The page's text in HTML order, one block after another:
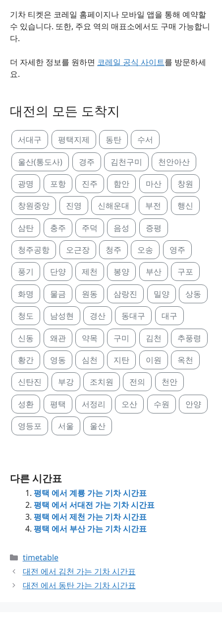
기차 티켓은 코레일 홈페이지나 모바일 앱을 통해 예약할
수 있습니다. 또한, 주요 역의 매표소에서도 구매 가능합니
다.
더 자세한 정보를 원하면 코레일 공식 사이트를 방문하세
요.
대전의 모든 도착지
서대구 평택지제 동탄 수서
울산(통도사) 경주 김천구미 천안아산
광명 포항 진주 함안 마산 창원
창원중앙 진영 신해운대 부전 행신
삼탄 충주 주덕 음성 증평
청주공항 오근장 청주 오송 영주
풍기 단양 제천 봉양 부산 구포
화명 물금 원동 삼랑진 밀양 상동
청도 남성현 경산 동대구 대구
신동 왜관 약목 구미 김천 추풍령
황간 영동 심천 지탄 이원 옥천
신탄진 부강 조치원 전의 천안
성환 평택 서정리 오산 수원 안양
영등포 서울 울산
다른 시간표
평택 에서 계룡 가는 기차 시간표
평택 에서 서대전 가는 기차 시간표
평택 에서 제천 가는 기차 시간표
평택 에서 부산 가는 기차 시간표
Categories
timetable
대전 에서 김천 가는 기차 시간표
대전 에서 동탄 가는 기차 시간표